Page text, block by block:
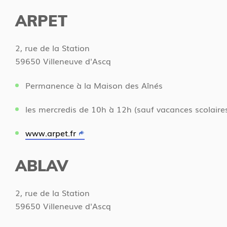
ARPET
2, rue de la Station
59650 Villeneuve d'Ascq
Permanence à la Maison des Aînés
les mercredis de 10h à 12h (sauf vacances
www.arpet.fr
ABLAV
2, rue de la Station
59650 Villeneuve d'Ascq